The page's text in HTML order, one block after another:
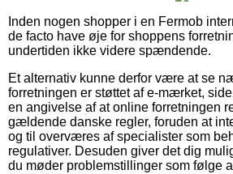
Inden nogen shopper i en Fermob
de facto have øje for shoppens
undertiden ikke videre spændende.
Et alternativ kunne derfor være at se
forretningen er støttet af e-mærket,
en angivelse af at online forretningen
gældende danske regler, foruden at
og til overværes af specialister som
regulativer. Desuden giver det dig
du møder problemstillinger som følge